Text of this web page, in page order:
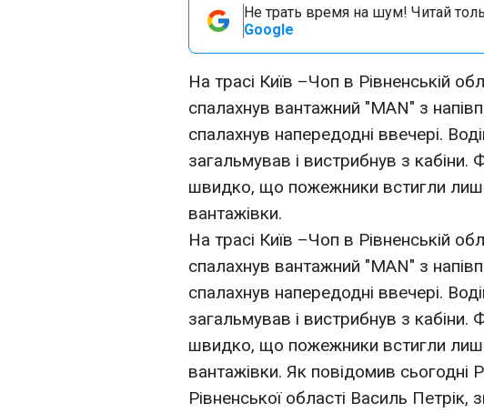
Не трать время на шум! Читай
Google
На трасі Київ –Чоп в Рівненській
спалахнув вантажний "MAN" з
спалахнув напередодні ввечері.
загальмував i вистрибнув з кабіни.
швидко, що пожежники встигли
вантажівки.
На трасі Київ –Чоп в Рівненській
спалахнув вантажний "MAN" з
спалахнув напередодні ввечері.
загальмував i вистрибнув з кабіни.
швидко, що пожежники встигли
вантажівки. Як повідомив сьогодні
Рівненської області Василь Петрік,